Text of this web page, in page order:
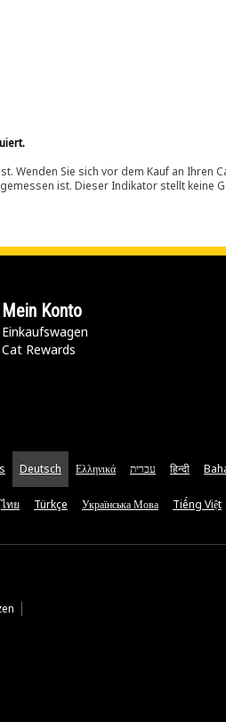
Sie sich vor dem Kauf an Ihren
ist. Dieser Indikator stellt keine
Mein Konto
Einkaufswagen
Cat Rewards
Deutsch Ελληνικά עברית हिन्दी
ไทย Türkçe Українська Мова Tiếng Việt